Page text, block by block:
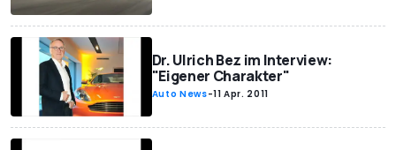
Dr. Ulrich Bez im Interview:
"Eigener Charakter"
Auto News-11 Apr. 2011